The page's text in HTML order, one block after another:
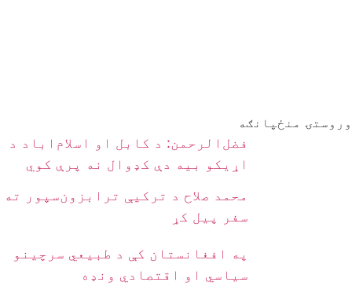
وروستۍ منځپانګه
فضل‌الرحمن: د کابل او اسلام‌اباد د
اړیکو بیه دې کډوال نه پرې کوي
محمد صلاح د ترکیې ترابزون‌سپور ته
سفر پیل کړ
په افغانستان کې د طبیعي سرچینو
سیاسي او اقتصادي ونډه